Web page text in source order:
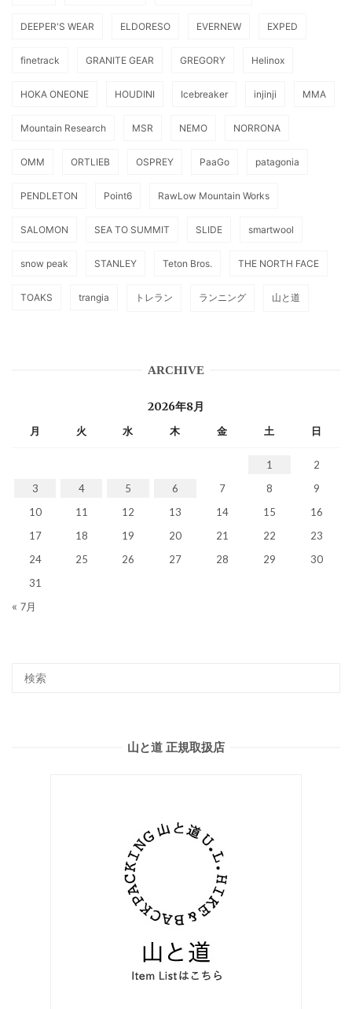
DEEPER'S WEAR ELDORESO EVERNEW EXPED
finetrack GRANITE GEAR GREGORY Helinox
HOKA ONEONE HOUDINI Icebreaker injinji MMA
Mountain Research MSR NEMO NORRONA
OMM ORTLIEB OSPREY PaaGo patagonia
PENDLETON Point6 RawLow Mountain Works
SALOMON SEA TO SUMMIT SLIDE smartwool
snow peak STANLEY Teton Bros. THE NORTH FACE
TOAKS trangia トレラン ランニング 山と道
ARCHIVE
2026年8月
月 火 水 木 金 土 日
1
2
3
4 5 6 7 8
9
10
11 12 13 14 15
16
17
18 19 20 21 22
23
24
25 26 27 28 29
30
31
« 7月
山と道 正規取扱店